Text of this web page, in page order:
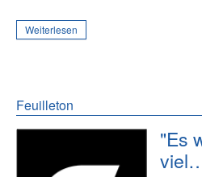
Weiterlesen
Feuilleton
"Es